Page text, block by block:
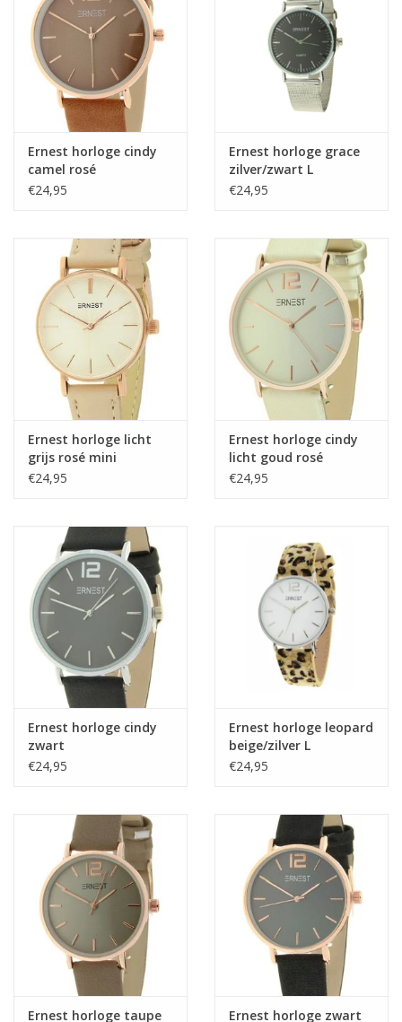
Ernest horloge cindy
camel rosé
€24,95
Ernest horloge grace
zilver/zwart L
€24,95
Ernest horloge licht
grijs rosé mini
€24,95
Ernest horloge cindy
licht goud rosé
€24,95
Ernest horloge cindy
zwart
€24,95
Ernest horloge leopard
beige/zilver L
€24,95
Ernest horloge taupe Ernest horloge zwart